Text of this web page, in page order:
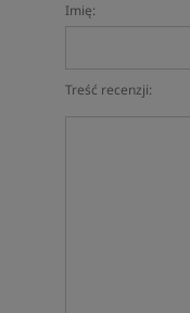
Imię:
Treść recenzji: